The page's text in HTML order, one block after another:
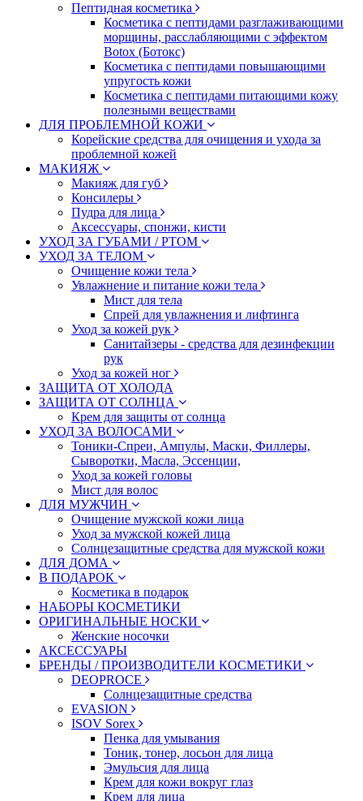
Пептидная косметика
Косметика с пептидами разглаживающими
морщины, расслабляющими с эффектом
Botox (Ботокс)
Косметика с пептидами повышающими
упругость кожи
Косметика с пептидами питающими кожу
полезными веществами
ДЛЯ ПРОБЛЕМНОЙ КОЖИ
Корейские средства для очищения и ухода за
проблемной кожей
МАКИЯЖ
Макияж для губ
Консилеры
Пудра для лица
Аксессуары, спонжи, кисти
УХОД ЗА ГУБАМИ / РТОМ
УХОД ЗА ТЕЛОМ
Очищение кожи тела
Увлажнение и питание кожи тела
Мист для тела
Спрей для увлажнения и лифтинга
Уход за кожей рук
Санитайзеры - средства для дезинфекции
рук
Уход за кожей ног
ЗАЩИТА ОТ ХОЛОДА
ЗАЩИТА ОТ СОЛНЦА
Крем для защиты от солнца
УХОД ЗА ВОЛОСАМИ
Тоники-Спреи, Ампулы, Маски, Филлеры,
Сыворотки, Масла, Эссенции,
Уход за кожей головы
Мист для волос
ДЛЯ МУЖЧИН
Очищение мужской кожи лица
Уход за мужской кожей лица
Солнцезащитные средства для мужской кожи
ДЛЯ ДОМА
В ПОДАРОК
Косметика в подарок
НАБОРЫ КОСМЕТИКИ
ОРИГИНАЛЬНЫЕ НОСКИ
Женские носочки
АКСЕССУАРЫ
БРЕНДЫ / ПРОИЗВОДИТЕЛИ КОСМЕТИКИ
DEOPROCE
Солнцезащитные средства
EVASION
ISOV Sorex
Пенка для умывания
Тоник, тонер, лосьон для лица
Эмульсия для лица
Крем для кожи вокруг глаз
Крем для лица